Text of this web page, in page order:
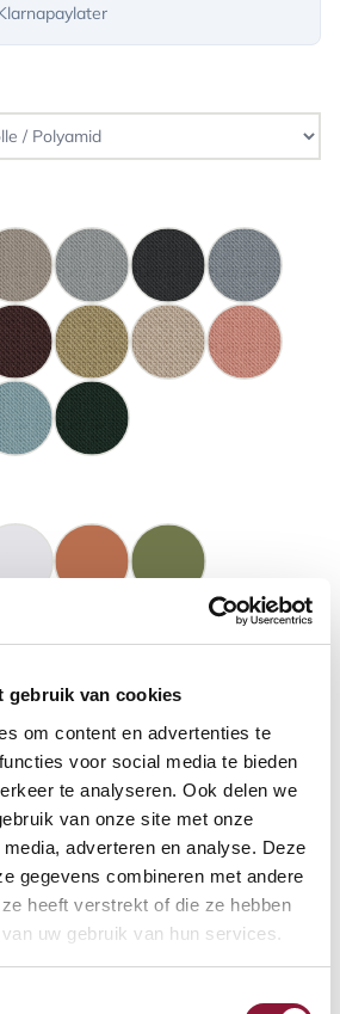
gebruik van cookies
om content en advertenties te
voor social media te bieden
te analyseren. Ook delen we
van onze site met onze
adverteren en analyse. Deze
gegevens combineren met andere
heeft verstrekt of die ze hebben
uw gebruik van hun services.